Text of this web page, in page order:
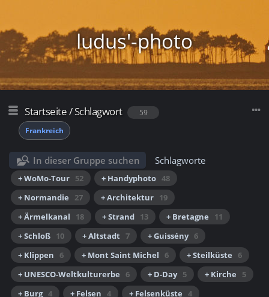
ludus'-photo
Startseite/Schlagwort
59
Frankreich
In dieser Gruppe suchen Schlagworte
+ WoMo-Tour 52 + Handyphoto 48
+ Normandie
27 + Architektur 19
+ Ärmelkanal
18 + Strand 13 + Bretagne
11
+ Schloß 10 + Altstadt 7 + Guissény 6
+ Klippen
6 + Mont Saint Michel 6 + Steilküste
6
+ UNESCO-Weltkulturerbe
6 + D-Day 5 + Kirche
5
+ Burg 4 + Felsen 4 + Felsenküste 4